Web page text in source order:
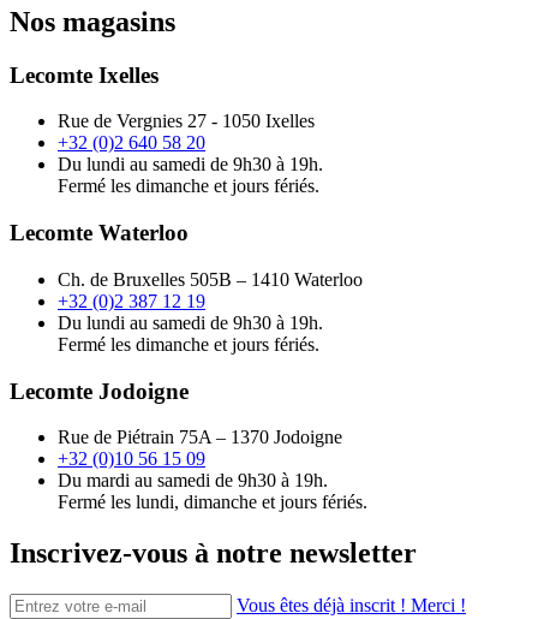
Nos magasins
Lecomte Ixelles
Rue de Vergnies 27 - 1050 Ixelles
+32 (0)2 640 58 20
Du lundi au samedi de 9h30 à 19h.
Fermé les dimanche et jours fériés.
Lecomte Waterloo
Ch. de Bruxelles 505B – 1410 Waterloo
+32 (0)2 387 12 19
Du lundi au samedi de 9h30 à 19h.
Fermé les dimanche et jours fériés.
Lecomte Jodoigne
Rue de Piétrain 75A – 1370 Jodoigne
+32 (0)10 56 15 09
Du mardi au samedi de 9h30 à 19h.
Fermé les lundi, dimanche et jours fériés.
Inscrivez-vous à notre newsletter
Vous êtes déjà inscrit ! Merci !